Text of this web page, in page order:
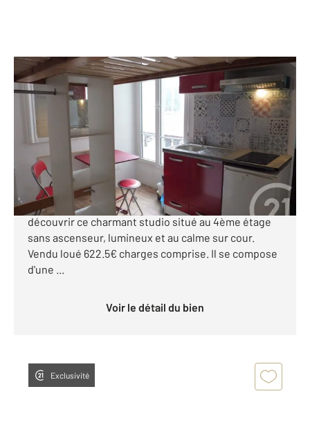
PARIS 75015
10,52 m
, 1 pièce
Ref : 49770
Appartement à vendre
110 000 €
MÉTRO VOLONTAIRES / RUE PLATON Dans un
immeuble ancien de 1910, bien entretenu, venez
découvrir ce charmant studio situé au 4ème étage
sans ascenseur, lumineux et au calme sur cour.
Vendu loué 622.5€ charges comprise. Il se compose
d'une ...
Voir le détail du bien
Exclusivité